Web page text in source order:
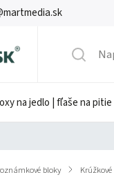
na jedlo | fľaše na
bloky /